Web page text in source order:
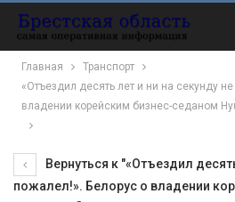
Главная
Транспорт
«Отъездил десять лет и ни на секунду
владении корейским бизнес-седаном
Вернуться к "«Отъездил
пожалел!». Белорус о владении